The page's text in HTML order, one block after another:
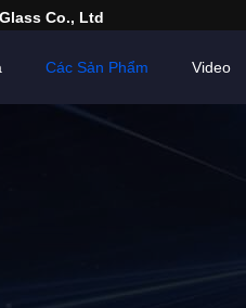
Co., Ltd
Các Sản Phẩm Video